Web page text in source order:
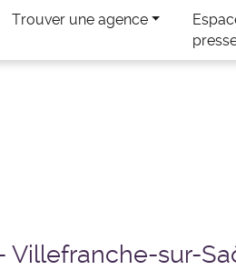
Trouver une agence
Villefranche-sur-